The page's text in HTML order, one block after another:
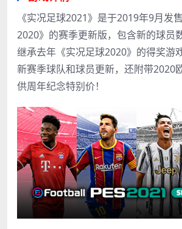
《实况足球2021》是于2019年9月发
2020》的赛季更新版，包含新的球员
继承去年《实况足球2020》的得奖游
新赛季球队和球员更新，还附带2020
供周年纪念特别价！